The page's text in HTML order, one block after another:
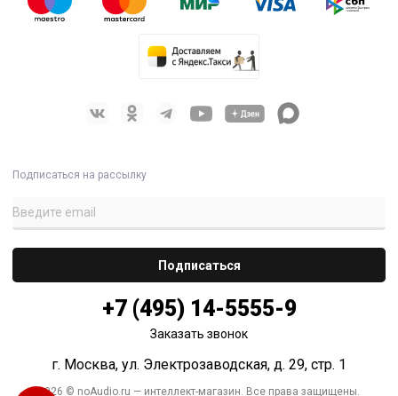
Подписаться на рассылку
+7 (495) 14-5555-9
Заказать звонок
г. Москва, ул. Электрозаводская, д. 29, стр. 1
2026 © noAudio.ru — интеллект-магазин. Все права защищены.